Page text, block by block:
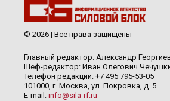
© 2026 | Все права защищены
Главный редактор: Александр
Шеф-редактор: Иван Олегович
Телефон редакции: +7 495 795-53-05
101000, г. Москва, ул. Покровка, д. 5
E-mail: info@sila-rf.ru